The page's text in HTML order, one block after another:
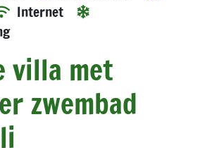
Internet
villa met
zwembad